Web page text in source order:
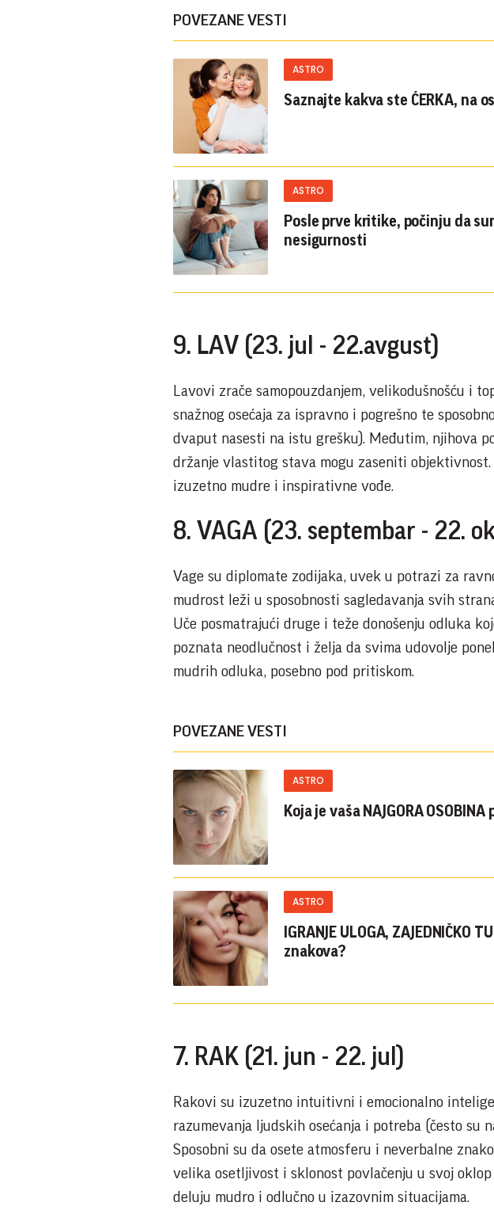
POVEZANE VESTI
ASTRO
Saznajte kakva ste ĆERKA, na
ASTRO
Posle prve kritike, počinju da
nesigurnosti
9. LAV (23. jul - 22.avgust)
Lavovi zrače samopouzdanjem, velikodušnošću i
snažnog osećaja za ispravno i pogrešno te
dvaput nasesti na istu grešku). Međutim, njihova
držanje vlastitog stava mogu zaseniti
izuzetno mudre i inspirativne vođe.
8. VAGA (23. septembar - 22.
Vage su diplomate zodijaka, uvek u potrazi za
mudrost leži u sposobnosti sagledavanja svih
Uče posmatrajući druge i teže donošenju odluka
poznata neodlučnost i želja da svima udovolje
mudrih odluka, posebno pod pritiskom.
POVEZANE VESTI
ASTRO
Koja je vaša NAJGORA
ASTRO
IGRANJE ULOGA, ZAJEDNIČKO
znakova?
7. RAK (21. jun - 22. jul)
Rakovi su izuzetno intuitivni i emocionalno
razumevanja ljudskih osećanja i potreba (često su
Sposobni su da osete atmosferu i neverbalne
velika osetljivost i sklonost povlačenju u svoj
deluju mudro i odlučno u izazovnim situacijama.